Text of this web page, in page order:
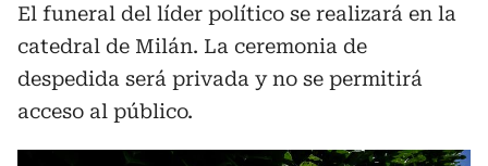
El funeral del líder político se realizará en la
catedral de Milán. La ceremonia de
despedida será privada y no se permitirá
acceso al público.